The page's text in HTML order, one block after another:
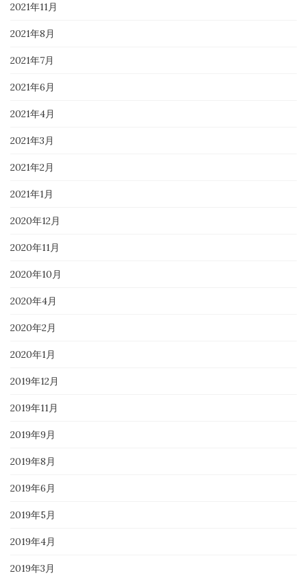
2021年11月
2021年8月
2021年7月
2021年6月
2021年4月
2021年3月
2021年2月
2021年1月
2020年12月
2020年11月
2020年10月
2020年4月
2020年2月
2020年1月
2019年12月
2019年11月
2019年9月
2019年8月
2019年6月
2019年5月
2019年4月
2019年3月